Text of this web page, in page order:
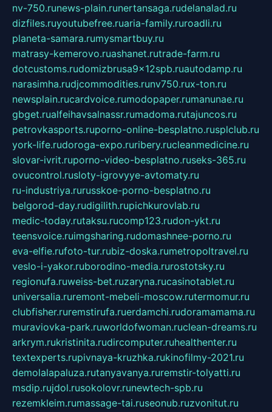
nv-750.runews-plain.runertansaga.rudelanalad.ru
dizfiles.ruyoutubefree.ruaria-family.ruroadli.ru
planeta-samara.rumysmartbuy.ru
matrasy-kemerovo.ruashanet.rutrade-farm.ru
dotcustoms.rudomizbrusa9x12spb.ruautodamp.ru
narasimha.rudjcommodities.runv750.rux-ton.ru
newsplain.rucardvoice.rumodopaper.rumanunae.ru
gbget.rualfeihavsalnassr.rumadoma.rutajuncos.ru
petrovkasports.ruporno-online-besplatno.rusplclub.ru
york-life.rudoroga-expo.ruribery.rucleanmedicine.ru
slovar-ivrit.ruporno-video-besplatno.ruseks-365.ru
ovucontrol.rusloty-igrovyye-avtomaty.ru
ru-industriya.rurusskoe-porno-besplatno.ru
belgorod-day.rudigilith.rupichkurovlab.ru
medic-today.rutaksu.rucomp123.rudon-ykt.ru
teensvoice.ruimgsharing.rudomashnee-porno.ru
eva-elfie.rufoto-tur.rubiz-doska.rumetropoltravel.ru
veslo-i-yakor.ruborodino-media.rurostotsky.ru
regionufa.ruweiss-bet.ruzaryna.rucasinotablet.ru
universalia.ruremont-mebeli-moscow.rutermomur.ru
clubfisher.ruremstirufa.ruerdamchi.rudoramamama.ru
muraviovka-park.ruworldofwoman.ruclean-dreams.ru
arkrym.rukristinita.rudircomputer.ruhealthenter.ru
textexperts.rupivnaya-kruzhka.rukinofilmy-2021.ru
demolalapaluza.rutanyavanya.ruremstir-tolyatti.ru
msdip.rujdol.rusokolovr.runewtech-spb.ru
rezemkleim.rumassage-tai.ruseonub.ruzvonitut.ru